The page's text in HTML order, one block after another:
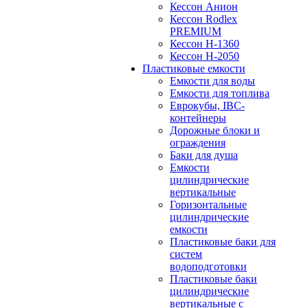
Кессон Анион
Кессон Rodlex
PREMIUM
Кессон H-1360
Кессон H-2050
Пластиковые емкости
Емкости для воды
Емкости для топлива
Еврокубы, IBC-
контейнеры
Дорожные блоки и
ограждения
Баки для душа
Емкости
цилиндрические
вертикальные
Горизонтальные
цилиндрические
емкости
Пластиковые баки для
систем
водоподготовки
Пластиковые баки
цилиндрические
вертикальные с